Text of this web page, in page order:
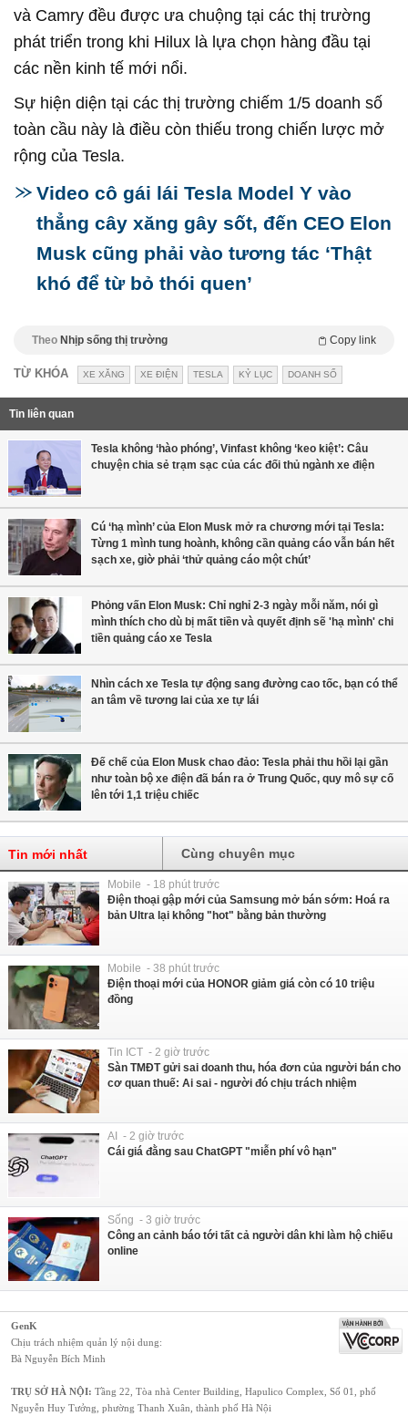
và Camry đều được ưa chuộng tại các thị trường
phát triển trong khi Hilux là lựa chọn hàng đầu tại
các nền kinh tế mới nổi.
Sự hiện diện tại các thị trường chiếm 1/5 doanh số
toàn cầu này là điều còn thiếu trong chiến lược mở
rộng của Tesla.
Video cô gái lái Tesla Model Y vào
thẳng cây xăng gây sốt, đến CEO Elon
Musk cũng phải vào tương tác ‘Thật
khó để từ bỏ thói quen’
Theo Nhịp sống thị trường Copy link
TỪ KHÓA XE XĂNG XE ĐIỆN TESLA KỶ LỤC DOANH SỐ
Tin liên quan
Tesla không ‘hào phóng’, Vinfast không ‘keo kiệt’: Câu
chuyện chia sẻ trạm sạc của các đối thủ ngành xe điện
Cú ‘hạ mình’ của Elon Musk mở ra chương mới tại Tesla:
Từng 1 mình tung hoành, không cần quảng cáo vẫn bán hết
sạch xe, giờ phải ‘thử quảng cáo một chút’
Phỏng vấn Elon Musk: Chỉ nghỉ 2-3 ngày mỗi năm, nói gì
mình thích cho dù bị mất tiền và quyết định sẽ 'hạ mình' chi
tiền quảng cáo xe Tesla
Nhìn cách xe Tesla tự động sang đường cao tốc, bạn có thể
an tâm về tương lai của xe tự lái
Đế chế của Elon Musk chao đảo: Tesla phải thu hồi lại gần
như toàn bộ xe điện đã bán ra ở Trung Quốc, quy mô sự cố
lên tới 1,1 triệu chiếc
Tin mới nhất Cùng chuyên mục
Mobile - 18 phút trước
Điện thoại gập mới của Samsung mở bán sớm: Hoá ra
bản Ultra lại không "hot" bằng bản thường
Mobile - 38 phút trước
Điện thoại mới của HONOR giảm giá còn có 10 triệu
đồng
Tin ICT - 2 giờ trước
Sàn TMĐT gửi sai doanh thu, hóa đơn của người bán cho
cơ quan thuế: Ai sai - người đó chịu trách nhiệm
AI - 2 giờ trước
Cái giá đằng sau ChatGPT "miễn phí vô hạn"
Sống - 3 giờ trước
Công an cảnh báo tới tất cả người dân khi làm hộ chiếu
online
GenK
Chịu trách nhiệm quản lý nội dung:
Bà Nguyễn Bích Minh
TRỤ SỞ HÀ NỘI: Tầng 22, Tòa nhà Center Building, Hapulico Complex, Số 01, phố
Nguyễn Huy Tưởng, phường Thanh Xuân, thành phố Hà Nội